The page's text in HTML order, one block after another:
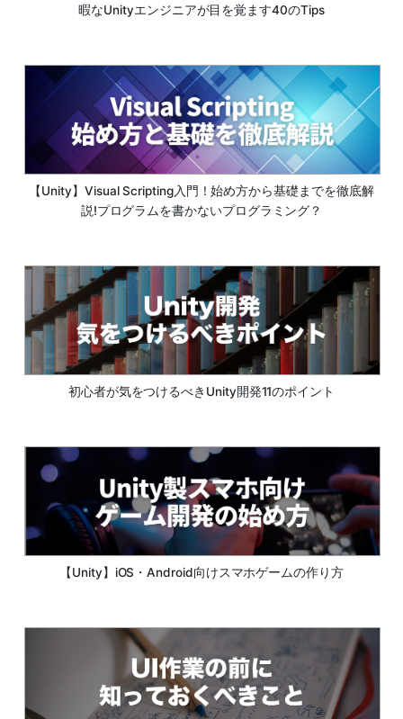
暇なUnityエンジニアが目を覚ます40のTips
【Unity】Visual Scripting入門！始め方から基礎までを徹底解
説!プログラムを書かないプログラミング？
初心者が気をつけるべきUnity開発11のポイント
【Unity】iOS・Android向けスマホゲームの作り方